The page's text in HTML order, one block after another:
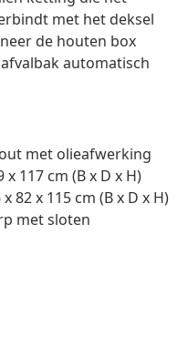
met het deksel
de houten box
automatisch
met olieafwerking
117 cm (B x D x H)
82 x 115 cm (B x D x H)
met sloten